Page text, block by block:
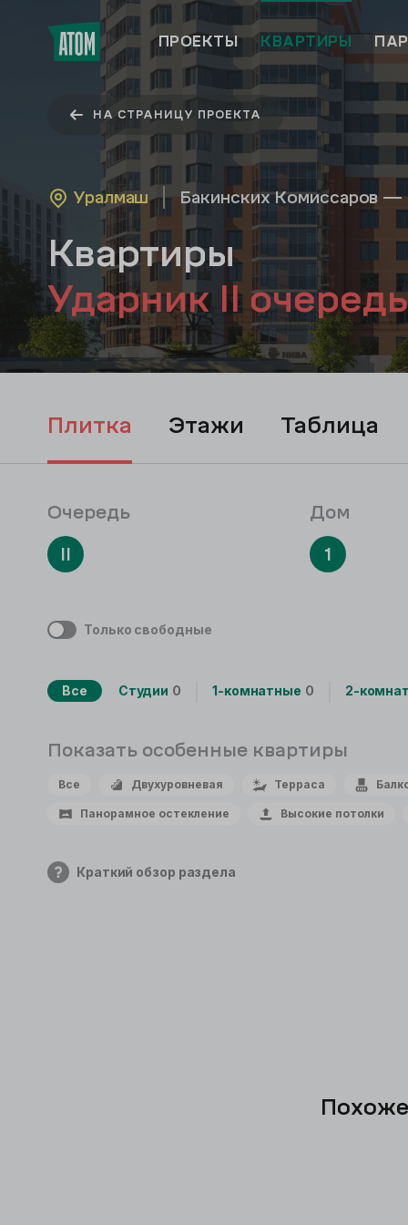
ПРОЕКТЫ КВАРТИРЫ
НА СТРАНИЦУ ПРОЕКТА
Уралмаш Бакинских Комиссаров
Квартиры
Ударник II очередь
плитка этажи таблица
Очередь
II
Дом
1
Только свободные
Все Студии 0 1-комнатные 0 2-
Показать особенные квартиры
Все Двухуровневая Терраса
Панорамное остекление Высокие потолки
Краткий обзор раздела